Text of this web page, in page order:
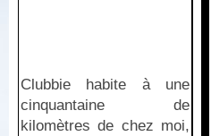
Clubbie habite à une
cinquantaine de
kilomètres de chez moi,